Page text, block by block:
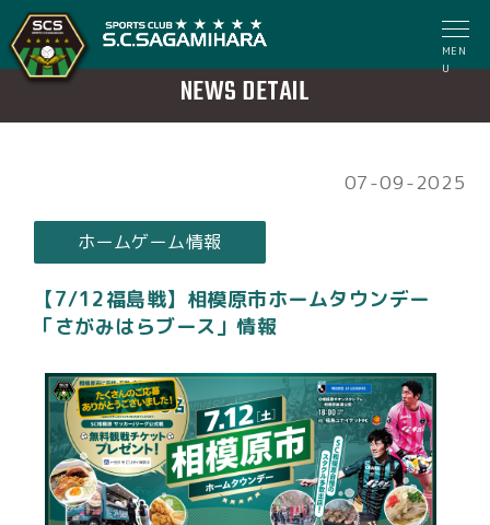
MEN
U
NEWS DETAIL
07-09-2025
ホームゲーム情報
【7/12福島戦】相模原市ホームタウンデー
「さがみはらブース」情報